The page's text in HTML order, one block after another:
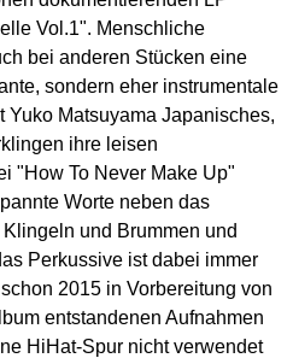
Vol.1". Menschliche
bei anderen Stücken eine
sondern eher instrumentale
Yuko Matsuyama Japanisches,
ihre leisen
"How To Never Make Up"
Worte neben das
und Brummen und
Perkussive ist dabei immer
2015 in Vorbereitung von
entstandenen Aufnahmen
HiHat-Spur nicht verwendet